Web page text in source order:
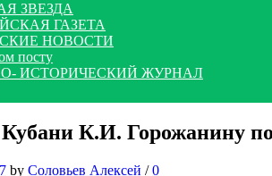
ЗВЕЗДА
ГАЗЕТА
НОВОСТИ
посту
ИСТОРИЧЕСКИЙ ЖУРНАЛ
Кубани К.И. Горожанину
by Соловьев Алексей / 0